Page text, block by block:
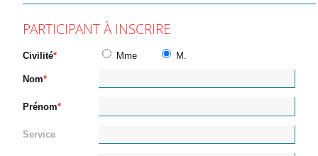
PARTICIPANT À INSCRIRE
Civilité Mme M.
Nom
Prénom
Service